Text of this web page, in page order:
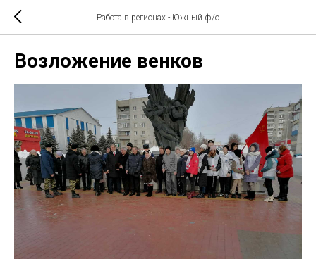
Работа в регионах - Южный ф/о
Возложение венков